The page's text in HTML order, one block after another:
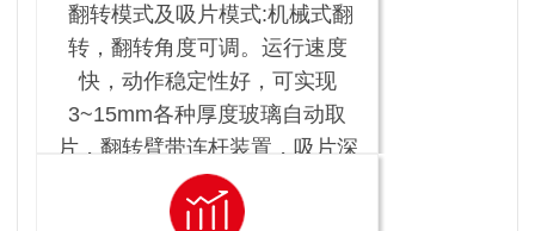
翻转模式及吸片模式:机械式翻
转，翻转角度可调。运行速度
快，动作稳定性好，可实现
3~15mm各种厚度玻璃自动取
片，翻转臂带连杆装置，吸片深
度可达到600mm;